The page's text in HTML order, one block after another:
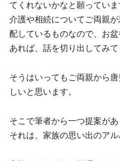
てくれないかなと願ってい
介護や相続についてご両親
配しているものなので、お
あれば、話を切り出してみて
そうはいってもご両親から
しいと思います。
そこで筆者から一つ提案があ
それは、家族の思い出のアル